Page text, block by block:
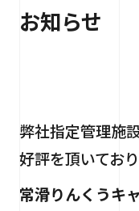
お知らせ
弊社指定管理施
好評を頂いてお
常滑りんくうキ